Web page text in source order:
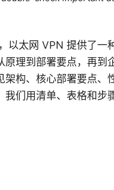
太网 VPN 提供了一
理到部署要点，再到
构、核心部署要点、
们用清单、表格和步